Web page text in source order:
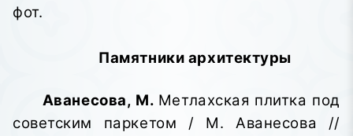
фот.
Памятники архитектуры
Аванесова, М. Метлахская плитка под
советским паркетом / М. Аванесова //